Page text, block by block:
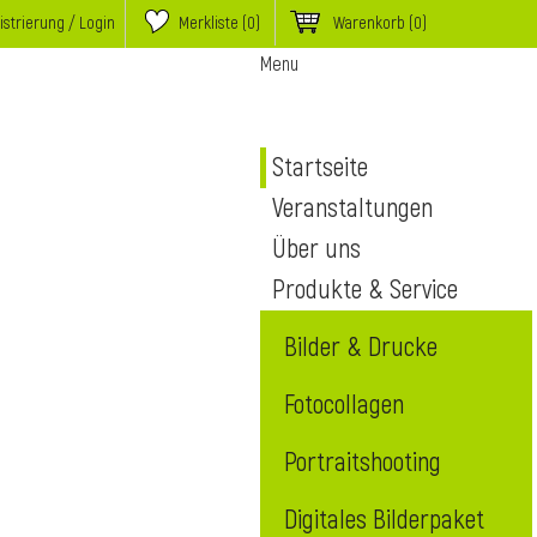
/ Login Merkliste (0) Warenkorb (0)
Menu
Startseite
Veranstaltungen
Über uns
Produkte & Service
Bilder & Drucke
Fotocollagen
Portraitshooting
Digitales Bilderpaket